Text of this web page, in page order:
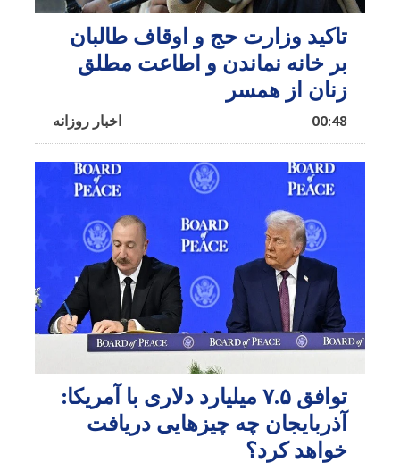
تاکید وزارت حج و اوقاف طالبان
بر خانه نماندن و اطاعت مطلق
زنان از همسر
اخبار روزانه 00:48
توافق ۷.۵ میلیارد دلاری با آمریکا:
آذربایجان چه چیزهایی دریافت
خواهد کرد؟